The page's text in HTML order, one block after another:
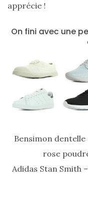
apprécie !
On fini avec une
Bensimon dentelle
rose
Adidas Stan Smith